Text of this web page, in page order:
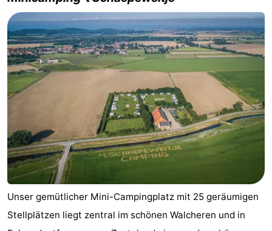
Haamstede
Kop
van
Schouwen
-
Veere
-
Natur
-
Natur
de
Mantelingen
-
Domburg
-
Westkapelle
-
Unser gemütlicher Mini-Campingplatz mit 25 geräumigen
Stellplätzen liegt zentral im schönen Walcheren und in